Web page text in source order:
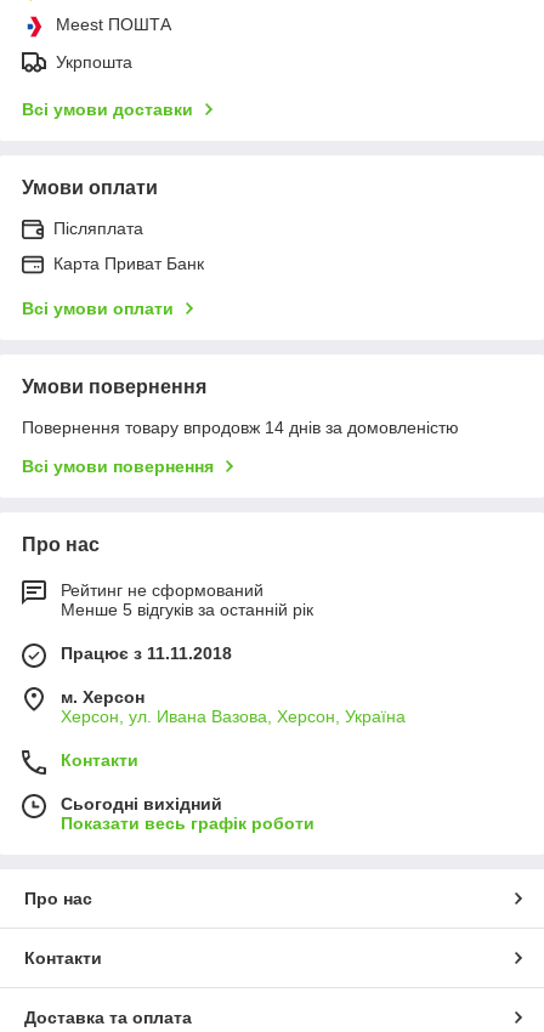
Meest ПОШТА
Укрпошта
Всі умови доставки
Умови оплати
Післяплата
Карта Приват Банк
Всі умови оплати
Умови повернення
Повернення товару впродовж 14 днів за домовленістю
Всі умови повернення
Про нас
Рейтинг не сформований
Менше 5 відгуків за останній рік
Працює з 11.11.2018
м. Херсон
Херсон, ул. Ивана Вазова, Херсон, Україна
Контакти
Сьогодні вихідний
Показати весь графік роботи
Про нас
Контакти
Доставка та оплата